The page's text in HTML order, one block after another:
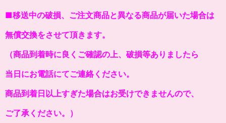
■移送中の破損、ご注文商品と異なる商品が届いた場合は
無償交換をさせて頂きます。
（商品到着時に良くご確認の上、破損等ありましたら
当日にお電話にてご連絡ください。
商品到着日以上すぎた場合はお受けできませんので、
ご了承ください。）